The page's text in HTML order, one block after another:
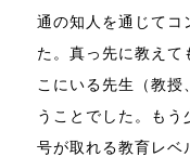
通の知人を通じてコ
た。真っ先に教えて
こにいる先生（教
うことでした。も
号が取れる教育レベ